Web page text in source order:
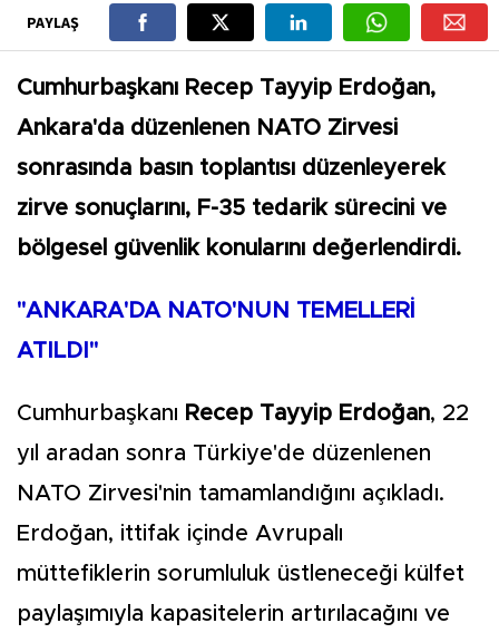
PAYLAŞ
Cumhurbaşkanı Recep Tayyip Erdoğan,
Ankara'da düzenlenen NATO Zirvesi
sonrasında basın toplantısı düzenleyerek
zirve sonuçlarını, F-35 tedarik sürecini ve
bölgesel güvenlik konularını değerlendirdi.
"ANKARA'DA NATO'NUN TEMELLERİ
ATILDI"
Cumhurbaşkanı Recep Tayyip Erdoğan, 22
yıl aradan sonra Türkiye'de düzenlenen
NATO Zirvesi'nin tamamlandığını açıkladı.
Erdoğan, ittifak içinde Avrupalı
müttefiklerin sorumluluk üstleneceği külfet
paylaşımıyla kapasitelerin artırılacağını ve